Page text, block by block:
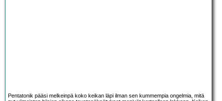
Pentatonik pääsi melkeinpä koko keikan läpi ilman sen kummempia ongelmia, mitä